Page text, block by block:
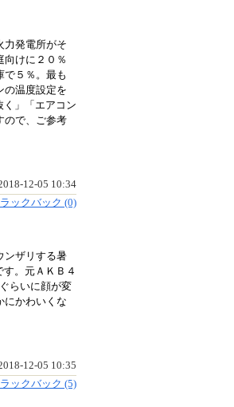
力発電所がそ
向けに２０％
で５％。最も
の温度設定を
」「エアコン
ので、ご参考
12-05 10:34
ラックバック (0)
ンザリする暑
。元ＡＫＢ４
らいに顔が変
にかわいくな
12-05 10:35
ラックバック (5)